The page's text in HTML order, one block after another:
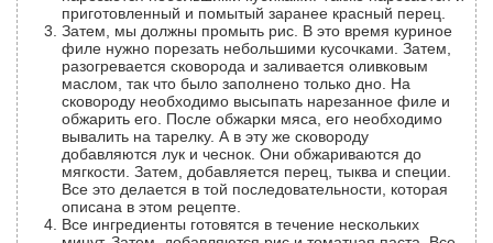
приготовленный и помытый заранее красный перец.
Затем, мы должны промыть рис. В это время куриное
филе нужно порезать небольшими кусочками. Затем,
разогревается сковорода и заливается оливковым
маслом, так что было заполнено только дно. На
сковороду необходимо высыпать нарезанное филе и
обжарить его. После обжарки мяса, его необходимо
вывалить на тарелку. А в эту же сковороду
добавляются лук и чеснок. Они обжариваются до
мягкости. Затем, добавляется перец, тыква и специи.
Все это делается в той последовательности, которая
описана в этом рецепте.
Все ингредиенты готовятся в течение нескольких